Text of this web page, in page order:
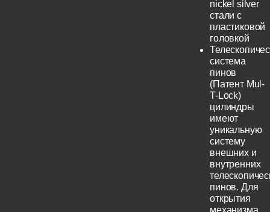
nickel silver
стали с
пластиковой
головкой
система
пинов
(Патент Mul-
T-Lock)
цилиндры
имеют
уникальную
систему
внешних и
внутренних
пинов. Для
открытия